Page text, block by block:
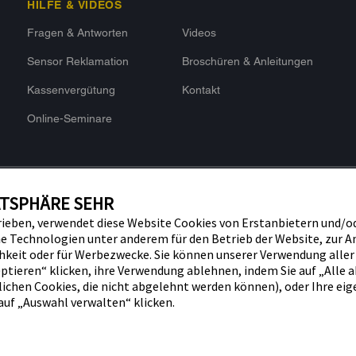
HILFE & VIDEOS
Fragen & Antworten
Sensor Reklamation
Kassenvergütung
Online-Seminare
Videos
Broschüren & Anleitungen
Kontakt
Impressum
Barrierefreiheitserklärung
die Form und das
zusammenhängende Marken
in ausgewählten
SEHR
verwendet diese Website Cookies von Erstanbietern und/
unter anderem für den Betrieb der Website, zur
oder für Werbezwecke. Sie können unserer Verwendung aller
klicken, ihre Verwendung ablehnen, indem Sie auf „Alle
Cookies, die nicht abgelehnt werden können), oder Ihre
„Auswahl verwalten“ klicken.